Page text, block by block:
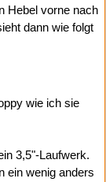
Hebel vorne nach
dann wie folgt
wie ich sie
3,5"-Laufwerk.
ein wenig anders